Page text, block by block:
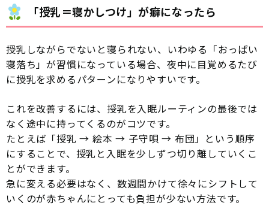
「授乳＝寝かしつけ」が癖になったら
授乳しながらでないと寝られない、いわゆる「おっぱい
寝落ち」が習慣になっている場合、夜中に目覚めるたび
に授乳を求めるパターンになりやすいです。
これを改善するには、授乳を入眠ルーティンの最後では
なく途中に持ってくるのがコツです。
たとえば「授乳 → 絵本 → 子守唄 → 布団」という順序
にすることで、授乳と入眠を少しずつ切り離していくこ
とができます。
急に変える必要はなく、数週間かけて徐々にシフトして
いくのが赤ちゃんにとっても負担が少ない方法です。